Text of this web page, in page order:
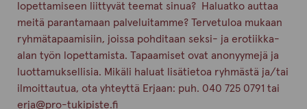
lopettamiseen liittyvät teemat sinua? Haluatko auttaa
meitä parantamaan palveluitamme? Tervetuloa mukaan
ryhmätapaamisiin, joissa pohditaan seksi- ja erotiikka-
alan työn lopettamista. Tapaamiset ovat anonyymejä ja
luottamuksellisia. Mikäli haluat lisätietoa ryhmästä ja/tai
ilmoittautua, ota yhteyttä Erjaan: puh. 040 725 0791 tai
erja@pro-tukipiste.fi